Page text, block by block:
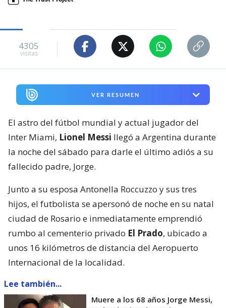
4305
visitas
VER RESUMEN
El astro del fútbol mundial y actual jugador del
Inter Miami, Lionel Messi llegó a Argentina durante
la noche del sábado para darle el último adiós a su
fallecido padre, Jorge.
Junto a su esposa Antonella Roccuzzo y sus tres
hijos, el futbolista se apersonó de noche en su natal
ciudad de Rosario e inmediatamente emprendió
rumbo al cementerio privado El Prado, ubicado a
unos 16 kilómetros de distancia del Aeropuerto
Internacional de la localidad.
Lee también...
Muere a los 68 años Jorge Messi,